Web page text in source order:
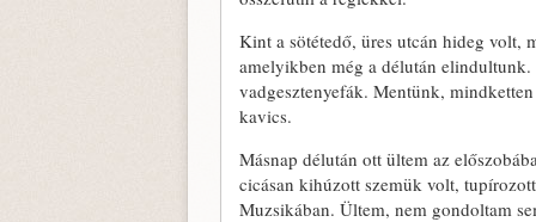
Kint a sötétedő, üres utcán hideg volt,
amelyikben még a délután
vadgesztenyefák. Mentünk,
kavics.
Másnap délután ott ültem az
cicásan kihúzott szemük volt,
Muzsikában. Ültem, nem gondoltam